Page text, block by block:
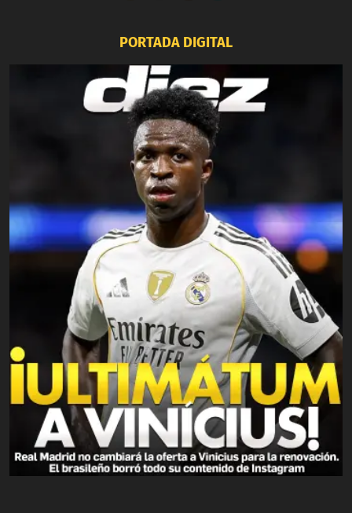
PORTADA DIGITAL